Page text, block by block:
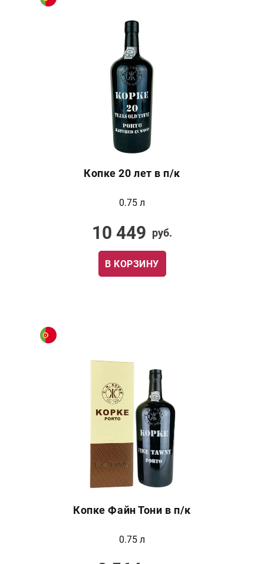
Копке 20 лет в п/к
0.75 л
10 449 руб.
В КОРЗИНУ
Копке Файн Тони в п/к
0.75 л